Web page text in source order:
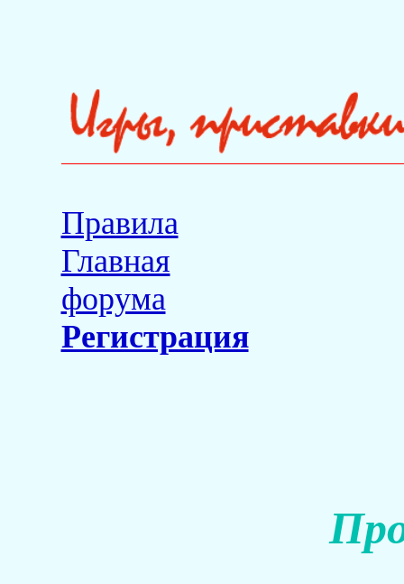
Правила
Главная
форума
Регистрация